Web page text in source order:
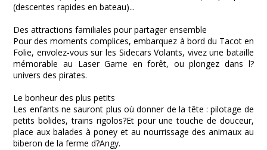
(descentes rapides en bateau)...
Des attractions familiales pour partager ensemble
Pour des moments complices, embarquez à bord du Tacot en
Folie, envolez-vous sur les Sidecars Volants, vivez une bataille
mémorable au Laser Game en forêt, ou plongez dans l?
univers des pirates.
Le bonheur des plus petits
Les enfants ne sauront plus où donner de la tête : pilotage de
petits bolides, trains rigolos?Et pour une touche de douceur,
place aux balades à poney et au nourrissage des animaux au
biberon de la ferme d?Angy.